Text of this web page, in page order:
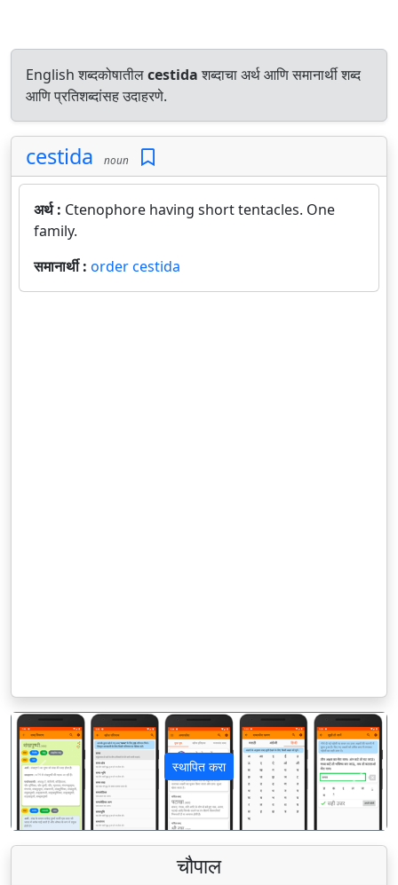
English शब्दकोषातीलcestidaशब्दाचा अर्थ आणि समानार्थी शब्द
आणि प्रतिशब्दांसह उदाहरणे.
cestida noun
अर्थ : Ctenophore having short tentacles. One
family.
समानार्थी : order cestida
स्थापित करा
पिछला अगला
चौपाल